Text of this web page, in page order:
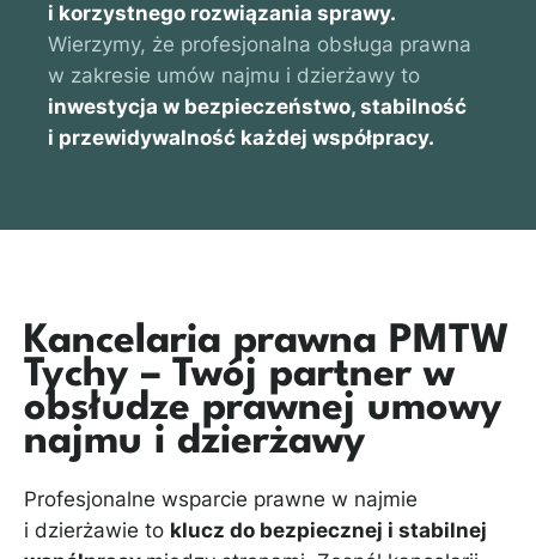
i korzystnego rozwiązania sprawy.
Wierzymy, że profesjonalna obsługa prawna
w zakresie umów najmu i dzierżawy to
inwestycja w bezpieczeństwo, stabilność
i przewidywalność każdej współpracy.
Kancelaria prawna PMTW
Tychy – Twój partner w
obsłudze prawnej umowy
najmu i dzierżawy
Profesjonalne wsparcie prawne w najmie
i dzierżawie to klucz do bezpiecznej i stabilnej